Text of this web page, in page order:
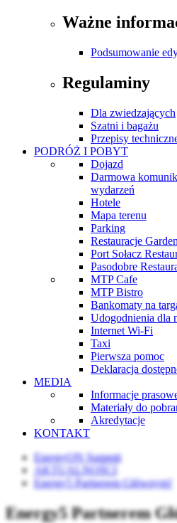
Ważne
Podsumowanie
Regulaminy
Dla zwiedzających
Szatni i bagażu
Przepisy
PODRÓŻ I POBYT
Dojazd
Darmowa
wydarzeń
Hotele
Mapa terenu
Parking
Restauracje
Port Sołacz
Pasodobre
MTP Cafe
MTP Bistro
Bankomaty na
Udogodnienia dla
Internet Wi-Fi
Taxi
Pierwsza pomoc
Deklaracja
MEDIA
Informacje
Materiały do
Akredytacje
KONTAKT
EnergyON Summit
AKTUALNOŚCI
Energy5 Partnerem Głównym!
Energy5 Partnerem